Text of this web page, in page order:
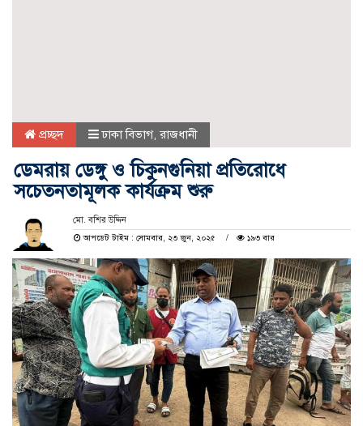
প্রচ্ছদ ঢাকা বিভাগ, রাজধানী
ডেমরায় ডেঙ্গু ও চিকুনগুনিয়া প্রতিরোধে
সচেতনতামূলক কার্যক্রম শুরু
মো. বশির উদ্দিন
আপডেট টাইম : সোমবার, ২৩ জুন, ২০২৫
১৯৩ বার